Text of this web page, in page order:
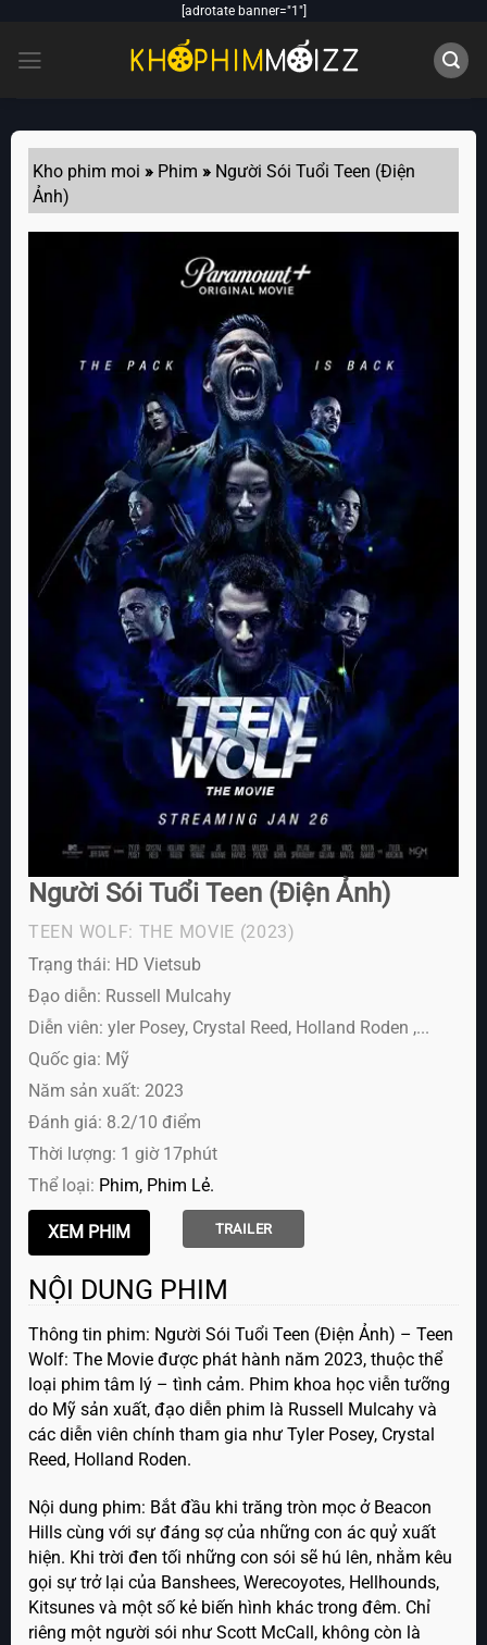
content
[adrotate banner="1"]
Kho phim moi » Phim » Người Sói Tuổi Teen (Điện
Ảnh)
Người Sói Tuổi Teen (Điện Ảnh)
TEEN WOLF: THE MOVIE (2023)
Trạng thái: HD Vietsub
Đạo diễn: Russell Mulcahy
Diễn viên: yler Posey, Crystal Reed, Holland Roden ,...
Quốc gia: Mỹ
Năm sản xuất: 2023
Đánh giá: 8.2/10 điểm
Thời lượng: 1 giờ 17phút
Thể loại: Phim Phim Lẻ
TRAILER
NỘI DUNG PHIM
Thông tin phim: Người Sói Tuổi Teen (Điện Ảnh) – Teen
Wolf: The Movie được phát hành năm 2023, thuộc thể
loại phim tâm lý – tình cảm. Phim khoa học viễn tưỡng
do Mỹ sản xuất, đạo diễn phim là Russell Mulcahy và
các diễn viên chính tham gia như Tyler Posey, Crystal
Reed, Holland Roden.
Nội dung phim: Bắt đầu khi trăng tròn mọc ở Beacon
Hills cùng với sự đáng sợ của những con ác quỷ xuất
hiện. Khi trời đen tối những con sói sẽ hú lên, nhằm kêu
gọi sự trở lại của Banshees, Werecoyotes, Hellhounds,
Kitsunes và một số kẻ biến hình khác trong đêm. Chỉ
riêng một người sói như Scott McCall, không còn là